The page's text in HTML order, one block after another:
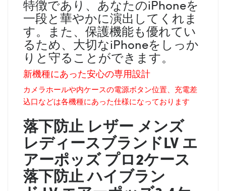
特徴であり、あなたのiPhoneを
一段と華やかに演出してくれま
す。また、保護機能も優れてい
るため、大切なiPhoneをしっか
りと守ることができます。
新機種にあった安心の専用設計
カメラホールや内ケースの電源ボタン位置、充電差
込口などは各機種にあった仕様になっております
落下防止 レザー メンズ
レディースブランドLV エ
アーポッズ プロ2ケース
落下防止 ハイブラン